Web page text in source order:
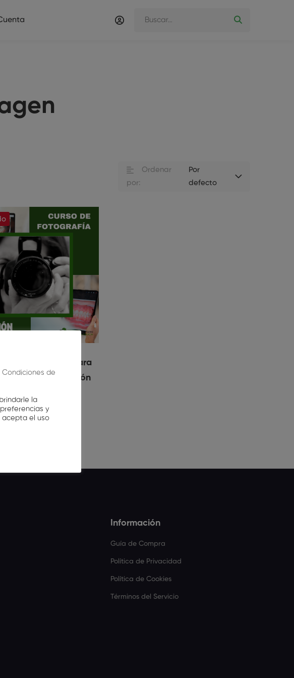
Ordenar
por:
Por
defecto
Macrodental para
Dentales (Edición
60,00€
Información
Guía de Compra
Política de Privacidad
Política de Cookies
Términos del Servicio
Condiciones de
la
y
acepta el uso